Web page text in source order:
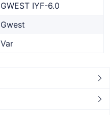
GWEST IYF-6.0
Gwest
Var